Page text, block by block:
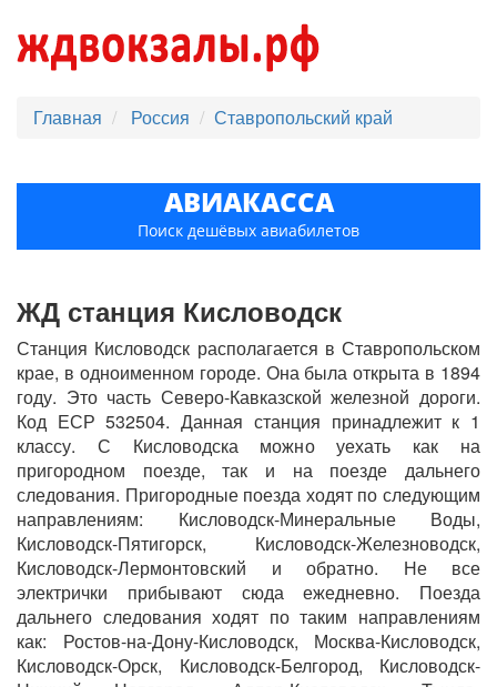
Главная Россия Ставропольский край
АВИАКАССА
Поиск дешёвых авиабилетов
ЖД станция Кисловодск
Станция Кисловодск располагается в Ставропольском
крае, в одноименном городе. Она была открыта в 1894
году. Это часть Северо-Кавказской железной дороги.
Код ЕСР 532504. Данная станция принадлежит к 1
классу. С Кисловодска можно уехать как на
пригородном поезде, так и на поезде дальнего
следования. Пригородные поезда ходят по следующим
направлениям: Кисловодск-Минеральные Воды,
Кисловодск-Пятигорск, Кисловодск-Железноводск,
Кисловодск-Лермонтовский и обратно. Не все
электрички прибывают сюда ежедневно. Поезда
дальнего следования ходят по таким направлениям
как: Ростов-на-Дону-Кисловодск, Москва-Кисловодск,
Кисловодск-Орск, Кисловодск-Белгород, Кисловодск-